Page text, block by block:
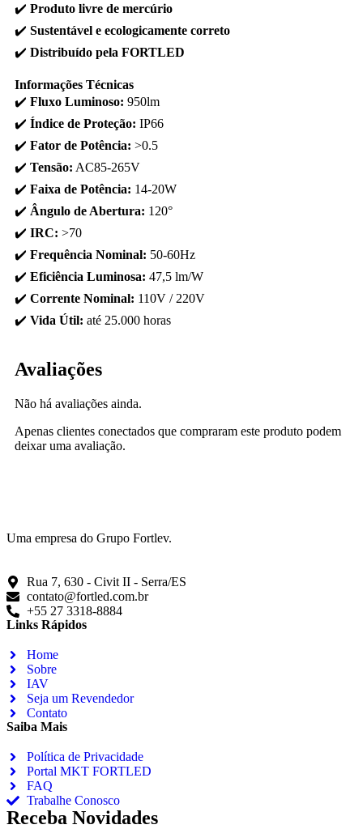
✔️ Produto livre de mercúrio
✔️ Sustentável e ecologicamente correto
✔️ Distribuído pela FORTLED
Informações Técnicas
✔️ Fluxo Luminoso: 950lm
✔️ Índice de Proteção: IP66
✔️ Fator de Potência: >0.5
✔️ Tensão: AC85-265V
✔️ Faixa de Potência: 14-20W
✔️ Ângulo de Abertura: 120°
✔️ IRC: >70
✔️ Frequência Nominal: 50-60Hz
✔️ Eficiência Luminosa: 47,5 lm/W
✔️ Corrente Nominal: 110V / 220V
✔️ Vida Útil: até 25.000 horas
Avaliações
Não há avaliações ainda.
Apenas clientes conectados que compraram este produto podem
deixar uma avaliação.
Uma empresa do Grupo Fortlev.
Rua 7, 630 - Civit II - Serra/ES
contato@fortled.com.br
+55 27 3318-8884
Links Rápidos
Home
Sobre
IAV
Seja um Revendedor
Contato
Saiba Mais
Política de Privacidade
Portal MKT FORTLED
FAQ
Trabalhe Conosco
Receba Novidades